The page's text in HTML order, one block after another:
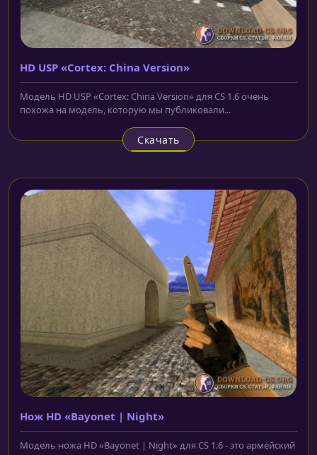
HD USP «Cortex: China Version»
Модель HD USP «Cortex: China Version» для CS 1.6 очень
похожа на модель, которую мы публиковали...
Скачать
Нож HD «Bayonet | Night»
Модель ножа HD «Bayonet | Night» для CS 1.6 - это армейский